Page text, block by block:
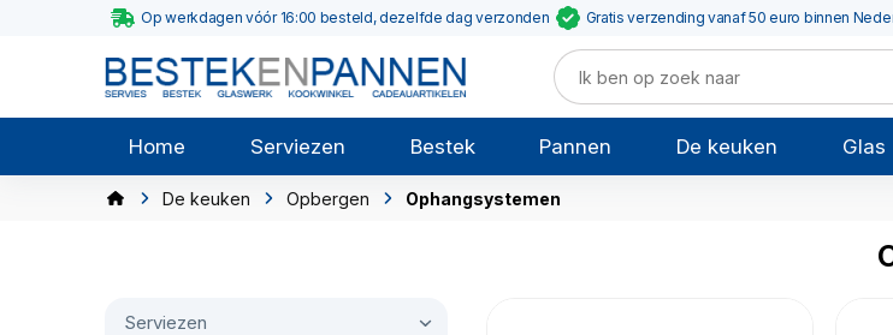
Op werkdagen vóór 16:00 besteld, dezelfde dag verzonden Gratis verzending vanaf 50 euro binnen
Home Serviezen Bestek Pannen De keuken Glas
De keuken Opbergen Ophangsystemen
Serviezen